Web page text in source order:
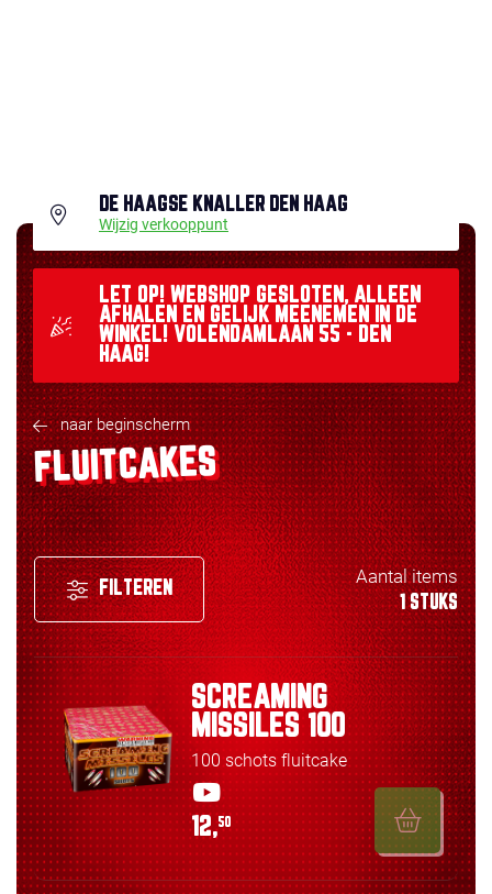
DE HAAGSE KNALLER DEN HAAG
Wijzig verkooppunt
LET OP! WEBSHOP GESLOTEN, ALLEEN
AFHALEN EN GELIJK MEENEMEN IN DE
WINKEL! VOLENDAMLAAN 55 - DEN
HAAG!
naar beginscherm
FLUITCAKES
FILTEREN
Aantal items
1 STUKS
SCREAMING
MISSILES 100
100 schots fluitcake
12,50